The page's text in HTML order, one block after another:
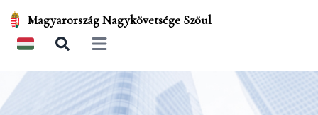
Magyarország Nagykövetsége Szöul
Open main menu